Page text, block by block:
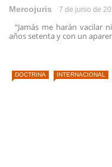
Mercojuris 7 de junio de
“Jamás me harán vacilar
años setenta y con un
DOCTRINA INTERNACIONAL